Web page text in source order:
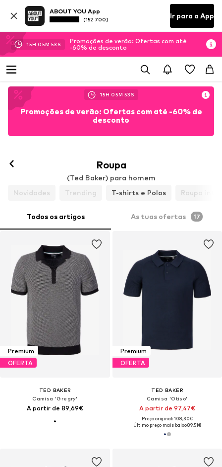
ABOUT YOU App
(152 700) Ir para a App
15H 05M 52 S
Promoções de verão: Ofertas com até
-60% de desconto
15H 05M 52 S
Promoções de verão: Ofertas com até -60% de
desconto
Roupa
(Ted Baker) para homem
Novidades
Trending T-shirts e Polos Roupa
Todos os artigos As tuas ofertas 17
Premium
OFERTA
TED BAKER
Camisa 'Gregry'
A partir de 89,69€
Premium
OFERTA
TED BAKER
Camisa 'Otiso'
A partir de 97,47€
Preço original: 108,30€
Último preço mais baixo:89,51€